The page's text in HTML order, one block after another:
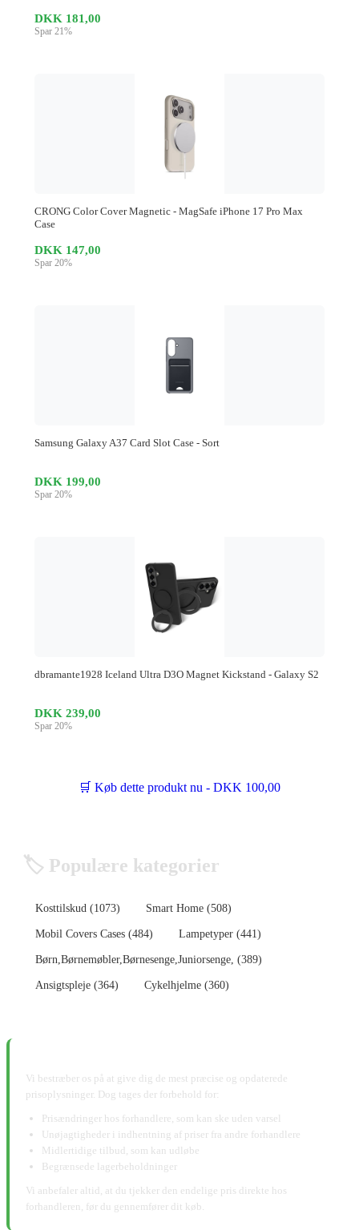
DKK 181,00
Spar 21%
CRONG Color Cover Magnetic - MagSafe iPhone 17 Pro Max
Case
DKK 147,00
Spar 20%
Samsung Galaxy A37 Card Slot Case - Sort
DKK 199,00
Spar 20%
dbramante1928 Iceland Ultra D3O Magnet Kickstand - Galaxy S2
DKK 239,00
Spar 20%
🛒 Køb dette produkt nu - DKK 100,00
🏷️ Populære kategorier
Kosttilskud (1073) Smart Home (508)
Mobil Covers Cases (484) Lampetyper (441)
Børn,Børnemøbler,Børnesenge,Juniorsenge, (389)
Ansigtspleje (364) Cykelhjelme (360)
Vi bestræber os på at give dig de mest præcise og opdaterede
prisoplysninger. Dog tages der forbehold for:
Prisændringer hos forhandlere, som kan ske uden varsel
Unøjagtigheder i indhentning af priser fra andre forhandlere
Midlertidige tilbud, som kan udløbe
Begrænsede lagerbeholdninger
Vi anbefaler altid, at du tjekker den endelige pris direkte hos
forhandleren, før du gennemfører dit køb.